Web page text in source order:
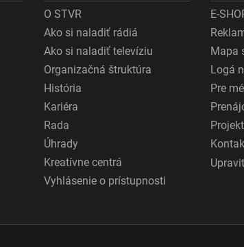
O STVR
Ako si naladiť rádiá
Ako si naladiť televíziu
Organizačná štruktúra
História
Kariéra
Rada
Úhrady
Kreatívne centrá
Vyhlásenie o prístupnosti
E-
Mapa
Logá
Pre